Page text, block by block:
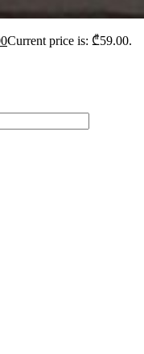
Current price is: ₾59.00.